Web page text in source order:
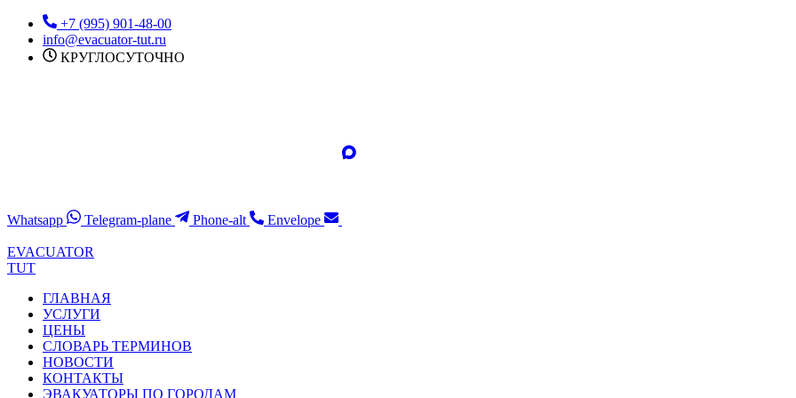
Перейти
содержимому
+7 (995) 901-48-00
info@evacuator-tut.ru
КРУГЛОСУТОЧНО
Whatsapp Telegram-plane Phone-alt Envelope
EVACUATOR
TUT
ГЛАВНАЯ
УСЛУГИ
ЦЕНЫ
СЛОВАРЬ ТЕРМИНОВ
НОВОСТИ
КОНТАКТЫ
ЭВАКУАТОРЫ ПО ГОРОДАМ